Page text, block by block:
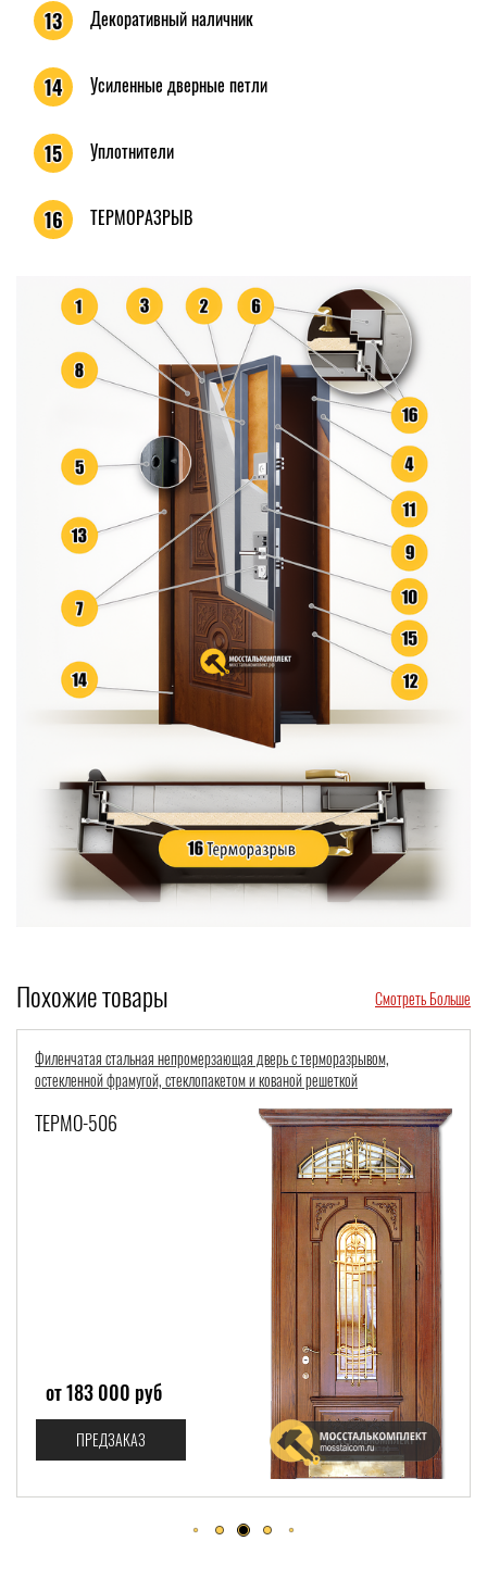
13 Декоративный наличник
14 Усиленные дверные петли
15 Уплотнители
16 ТЕРМОРАЗРЫВ
Похожие товары Смотреть Больше
Стальная термодверь с полукруглым стеклопакетом и кованой
растительным орнаментом (отделка – МДФ RAL белый)
ТЕРМО-1078
от 97 900 руб
ПРЕДЗАКАЗ